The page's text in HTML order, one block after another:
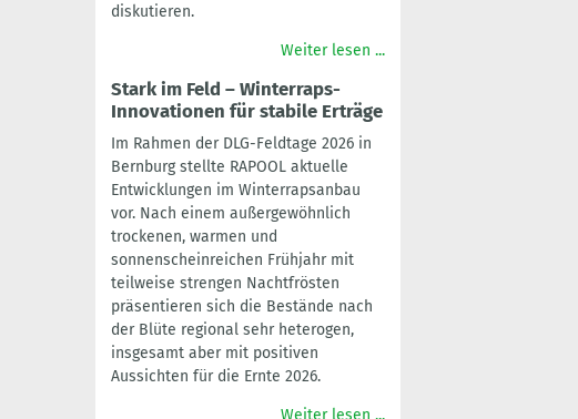
diskutieren.
Weiter lesen ...
Stark im Feld – Winterraps-
Innovationen für stabile Erträge
Im Rahmen der DLG-Feldtage 2026 in
Bernburg stellte RAPOOL aktuelle
Entwicklungen im Winterrapsanbau
vor. Nach einem außergewöhnlich
trockenen, warmen und
sonnenscheinreichen Frühjahr mit
teilweise strengen Nachtfrösten
präsentieren sich die Bestände nach
der Blüte regional sehr heterogen,
insgesamt aber mit positiven
Aussichten für die Ernte 2026.
Weiter lesen ...